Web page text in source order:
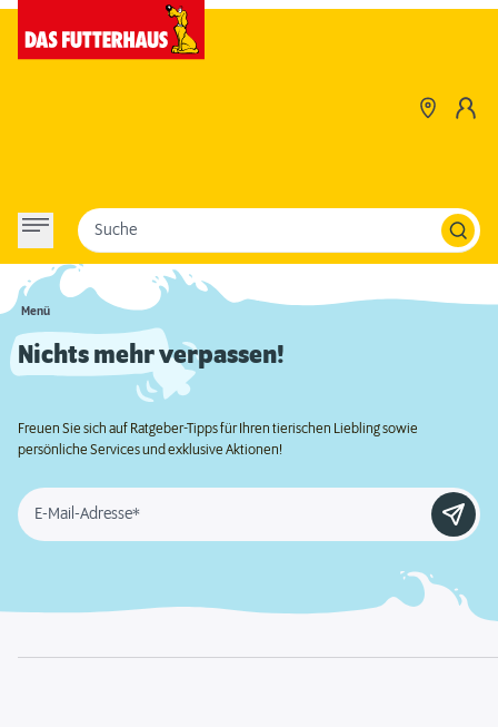
Menü
Suche
Nichts mehr verpassen!
Freuen Sie sich auf Ratgeber-Tipps für Ihren tierischen Liebling sowie
persönliche Services und exklusive Aktionen!
E-Mail-Adresse*